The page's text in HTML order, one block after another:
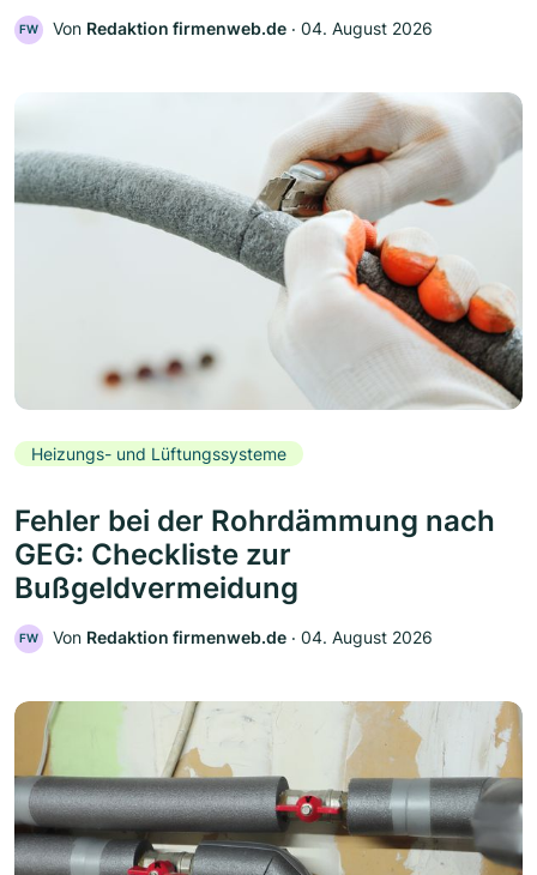
FW Von Redaktion firmenweb.de ‧ 04. August 2026
Heizungs- und Lüftungssysteme
Fehler bei der Rohrdämmung nach
GEG: Checkliste zur
Bußgeldvermeidung
FW Von Redaktion firmenweb.de ‧ 04. August 2026